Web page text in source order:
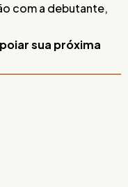
com a debutante,
sua próxima